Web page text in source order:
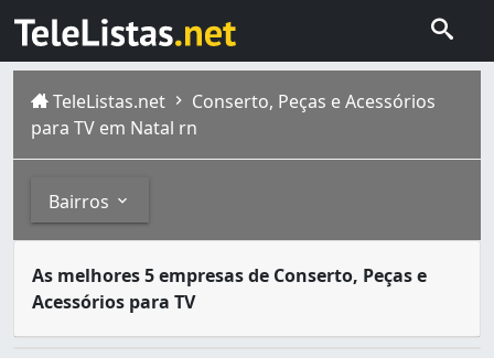
TeleListas.net
Conserto, Peças e Acessórios
para TV em Natal rn
Bairros
Alecrim (2)
As melhores 5 empresas de Conserto, Peças e
Acessórios para TV
Natal é a capital do Rio Grande do Norte. Nasceu às